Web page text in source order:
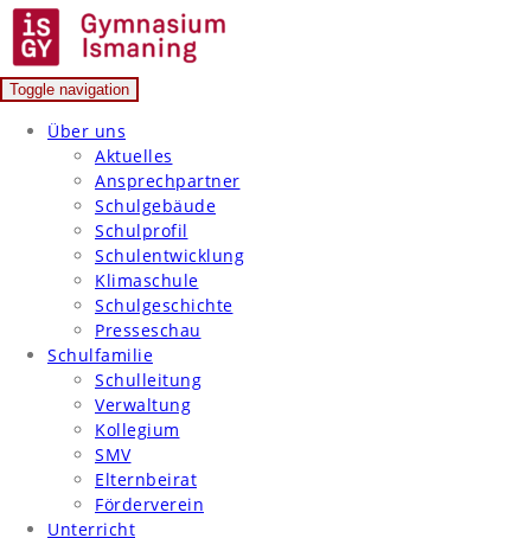
Skip
content
Gymnasium Ismaning
Toggle navigation
Über uns
Aktuelles
Ansprechpartner
Schulgebäude
Schulprofil
Schulentwicklung
Klimaschule
Schulgeschichte
Presseschau
Schulfamilie
Schulleitung
Verwaltung
Kollegium
SMV
Elternbeirat
Förderverein
Unterricht